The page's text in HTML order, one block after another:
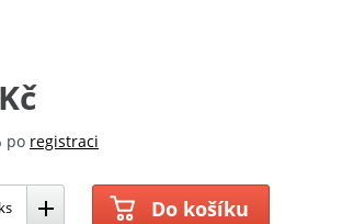
po registraci
Do košíku